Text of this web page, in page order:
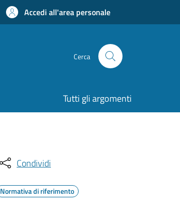
Accedi all'area personale
Cerca
Tutti gli argomenti
Condividi
Normativa di riferimento